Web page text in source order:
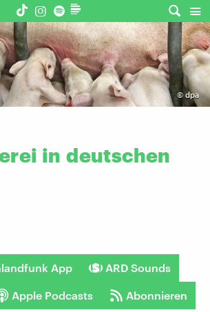
© dpa
in deutschen
App ARD Sounds
Apple Podcasts Abonnieren